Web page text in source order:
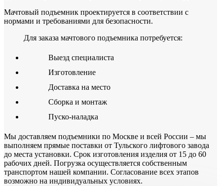
Мачтовый подъемник проектируется в соответствии с
нормами и требованиями для безопасности.
Для заказа мачтового подъемника потребуется:
Выезд специалиста
Изготовление
Доставка на место
Сборка и монтаж
Пуско-наладка
Мы доставляем подъемники по Москве и всей России – мы
выполняем прямые поставки от Тульского лифтового завода
до места установки. Срок изготовления изделия от 15 до 60
рабочих дней. Погрузка осуществляется собственным
транспортом нашей компании. Согласование всех этапов
возможно на индивидуальных условиях.